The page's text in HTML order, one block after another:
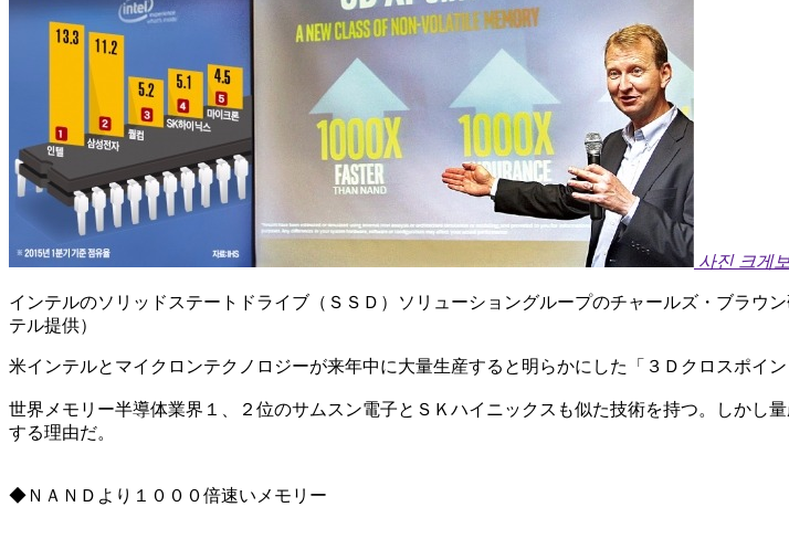
사진 크게
インテルのソリッドステートドライブ（ＳＳＤ）ソリューショングループのチャールズ・ブラ
テル提供）
米インテルとマイクロンテクノロジーが来年中に大量生産すると明らかにした「３Ｄクロスポイ
世界メモリー半導体業界１、２位のサムスン電子とＳＫハイニックスも似た技術を持つ。しか
する理由だ。
◆ＮＡＮＤより１０００倍速いメモリー